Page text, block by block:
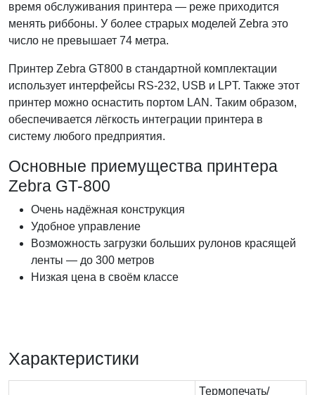
время обслуживания принтера — реже приходится
менять риббоны. У более страрых моделей Zebra это
число не превышает 74 метра.
Принтер Zebra GT800 в стандартной комплектации
использует интерфейсы RS-232, USB и LPT. Также этот
принтер можно оснастить портом LAN. Таким образом,
обеспечивается лёгкость интеграции принтера в
систему любого предприятия.
Основные приемущества принтера
Zebra GT-800
Очень надёжная конструкция
Удобное управление
Возможность загрузки больших рулонов красящей
ленты — до 300 метров
Низкая цена в своём классе
Характеристики
Термопечать/